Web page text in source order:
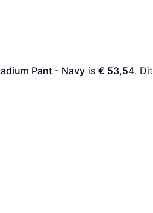
Pant - Navy is € 53,54. Dit